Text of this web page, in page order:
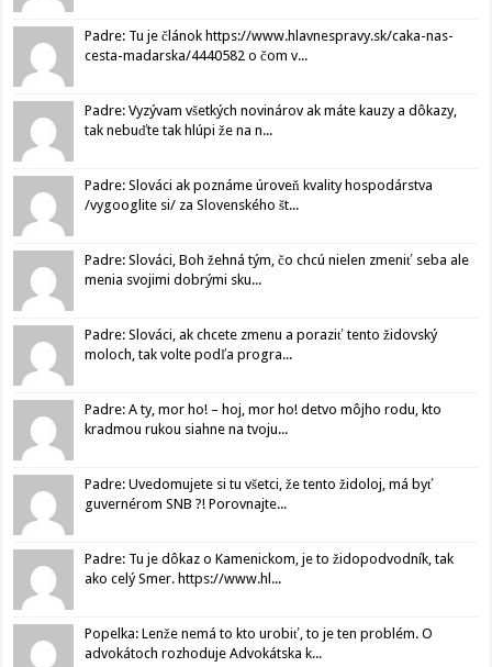
Padre: Tu je článok https://www.hlavnespravy.sk/caka-nas-
cesta-madarska/4440582 o čom v...
Padre: Vyzývam všetkých novinárov ak máte kauzy a dôkazy,
tak nebuďte tak hlúpi že na n...
Padre: Slováci ak poznáme úroveň kvality hospodárstva
/vygooglite si/ za Slovenského št...
Padre: Slováci, Boh žehná tým, čo chcú nielen zmeniť seba ale
menia svojimi dobrými sku...
Padre: Slováci, ak chcete zmenu a poraziť tento židovský
moloch, tak volte podľa progra...
Padre: A ty, mor ho! – hoj, mor ho! detvo môjho rodu, kto
kradmou rukou siahne na tvoju...
Padre: Uvedomujete si tu všetci, že tento židoloj, má byť
guvernérom SNB ?! Porovnajte...
Padre: Tu je dôkaz o Kamenickom, je to židopodvodník, tak
ako celý Smer. https://www.hl...
Popelka: Lenže nemá to kto urobiť, to je ten problém. O
advokátoch rozhoduje Advokátska k...